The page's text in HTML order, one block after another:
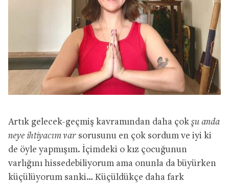
Artık gelecek-geçmiş kavramından daha çokşu anda
neye ihtiyacım var sorusunu en çok sordum ve iyi ki
de öyle yapmışım. İçimdeki o kız çocuğunun
varlığını hissedebiliyorum ama onunla da büyürken
küçülüyorum sanki… Küçüldükçe daha fark